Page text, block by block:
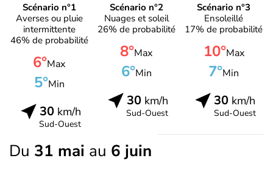
Scénario n°1
Averses ou pluie
intermittente
46% de probabilité
6°Max
5°Min
30km/h
Sud-Ouest
Scénario n°2
Nuages et soleil
26% de probabilité
8°Max
6°Min
30km/h
Sud-Ouest
Scénario n°3
Ensoleillé
17% de probabilité
10°Max
7°Min
30 km/h
Sud-Ouest
Du 31 mai au 6 juin